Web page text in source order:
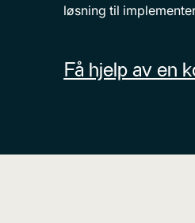
løsning til
Få hjelp av en